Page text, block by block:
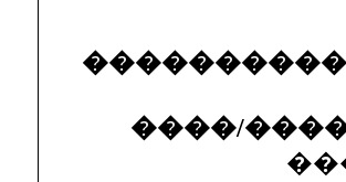
����������
����/